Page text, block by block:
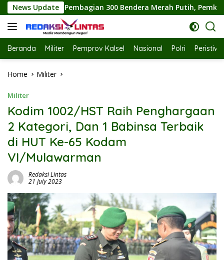
Skip
to
content
News Update
Bendera Merah Putih, Pemkab Labuhanbatu Semarakkan
Beranda Militer Pemprov Kalsel Nasional Polri
Home Militer
Militer
Kodim 1002/HST Raih Penghargaan
2 Kategori, Dan 1 Babinsa Terbaik
di HUT Ke-65 Kodam
VI/Mulawarman
Redaksi Lintas
21 July 2023